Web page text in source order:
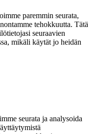
paremmin seurata,
tehokkuutta. Tätä
seuraavien
mikäli käytät jo heidän
seurata ja analysoida